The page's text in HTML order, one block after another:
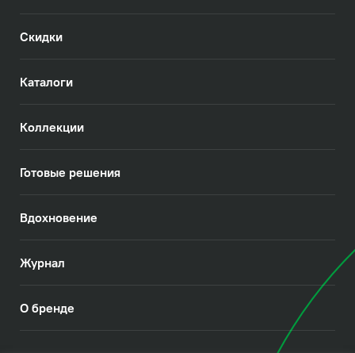
Скидки
Каталоги
Коллекции
Готовые решения
Вдохновение
Журнал
О бренде